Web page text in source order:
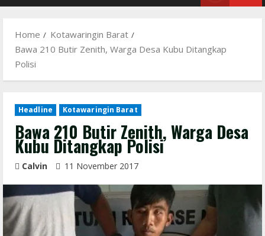
Home
Kotawaringin Barat
Bawa 210 Butir Zenith, Warga Desa Kubu Ditangkap
Polisi
Headline Kotawaringin Barat
Bawa 210 Butir Zenith, Warga Desa
Kubu Ditangkap Polisi
Calvin 11 November 2017